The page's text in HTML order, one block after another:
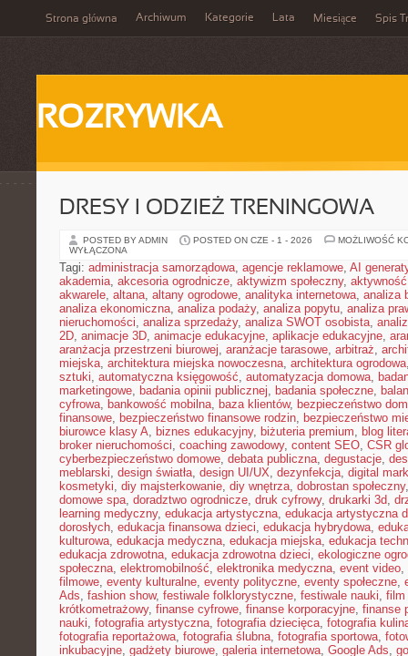
Strona główna Archiwum Kategorie Lata Miesiące Spis
ROZRYWKA
DRESY I ODZIEŻ TRENINGOWA
POSTED BY ADMIN POSTED ON CZE - 1 - 2026
MOŻLIWOŚĆ
WYŁĄCZONA
Tagi: administracja samorządowa, agencje reklamowe, AI
akademia, akcesoria ogrodnicze, aktywizm społeczny,
akwarele, altana, altany ogrodowe, analityka internetowa, analiza
analiza ekonomiczna, analiza podaży, analiza popytu, analiza
nieruchomości, analiza sprzedaży, analiza SWOT osobista,
2D, animacje 3D, animacje edukacyjne, aplikacje edukacyjne,
aranżacja przestrzeni biurowej, aranżacje tarasowe, arbitraż,
miejska, architektura miejska nowoczesna, architektura ogrodowa
sztuki, automatyczna księgowość, automatyzacja domowa,
marketingowe, badania opinii publicznej, badania społeczne,
cyfrowa, bankowość mobilna, baza klientów, bezpieczeństwo
finansowe, bezpieczeństwo finansowe rodzin, bezpieczeństwo
biurowce klasy A, biznes edukacyjny, biżuteria premium, blog
broker nieruchomości, coaching zawodowy, content SEO, CSR
cyberbezpieczeństwo domowe, debata publiczna, degustacje,
meblarski, design światła, design UI/UX, dezynfekcja, digital
kosmetyki, diy majsterkowanie, diy wnętrza, dobrostan społeczny
domowe spa, doradztwo ogrodnicze, druk cyfrowy, drukarki 3d,
learning medyczny, edukacja artystyczna, edukacja artystyczna
dorosłych, edukacja finansowa dzieci, edukacja hybrydowa,
kulturowa, edukacja medyczna, edukacja miejska, edukacja
edukacja zdrowotna, edukacja zdrowotna dzieci, ekologiczne
społeczna, elektromobilność, elektronika medyczna, event video,
filmowe, eventy kulturalne, eventy polityczne, eventy społeczne,
Ads, fashion show, festiwale folklorystyczne, festiwale nauki, film
krótkometrażowy, finanse cyfrowe, finanse korporacyjne, finanse
nauki, fotografia artystyczna, fotografia dziecięca, fotografia
fotografia reportażowa, fotografia ślubna, fotografia sportowa,
inkubacyjne, gadżety biurowe, galeria internetowa, Google Ads,